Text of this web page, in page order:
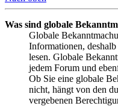
Was sind globale
Globale
Informationen,
lesen. Globale
jedem Forum und
Ob Sie eine globale
nicht, hängt von den
vergebenen